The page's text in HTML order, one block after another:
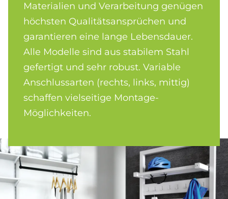
Materialien und Verarbeitung genügen
höchsten Qualitätsansprüchen und
garantieren eine lange Lebensdauer.
Alle Modelle sind aus stabilem Stahl
gefertigt und sehr robust. Variable
Anschlussarten (rechts, links, mittig)
schaffen vielseitige Montage-
Möglichkeiten.